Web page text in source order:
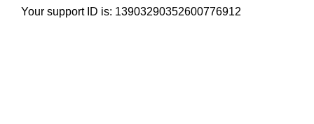
Your support ID is: 13903290352600776912